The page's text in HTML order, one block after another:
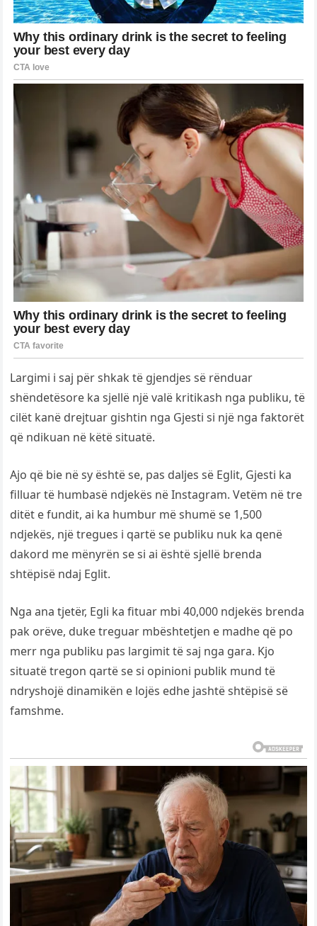
Largimi i saj për shkak të gjendjes së rënduar
shëndetësore ka sjellë një valë kritikash nga publiku, të
cilët kanë drejtuar gishtin nga Gjesti si një nga faktorët
që ndikuan në këtë situatë.
Ajo që bie në sy është se, pas daljes së Eglit, Gjesti ka
filluar të humbasë ndjekës në Instagram. Vetëm në tre
ditët e fundit, ai ka humbur më shumë se 1,500
ndjekës, një tregues i qartë se publiku nuk ka qenë
dakord me mënyrën se si ai është sjellë brenda
shtëpisë ndaj Eglit.
Nga ana tjetër, Egli ka fituar mbi 40,000 ndjekës brenda
pak orëve, duke treguar mbështetjen e madhe që po
merr nga publiku pas largimit të saj nga gara. Kjo
situatë tregon qartë se si opinioni publik mund të
ndryshojë dinamikën e lojës edhe jashtë shtëpisë së
famshme.